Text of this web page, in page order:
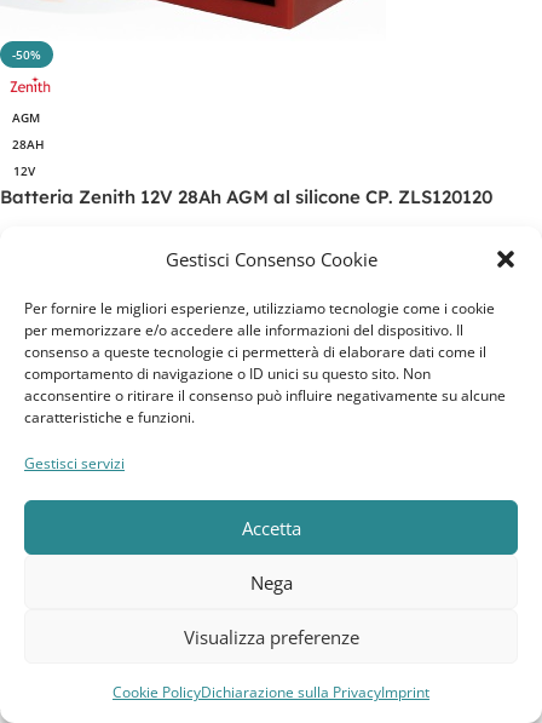
Gestisci Consenso Cookie
Per fornire le migliori esperienze, utilizziamo tecnologie come i cookie
per memorizzare e/o accedere alle informazioni del dispositivo. Il
consenso a queste tecnologie ci permetterà di elaborare dati come il
comportamento di navigazione o ID unici su questo sito. Non
acconsentire o ritirare il consenso può influire negativamente su alcune
caratteristiche e funzioni.
Gestisci servizi
Accetta
Nega
Visualizza preferenze
Cookie PolicyDichiarazione sulla PrivacyImprint
-50%
AGM
28AH
12V
Batteria Zenith 12V 28Ah AGM al silicone CP. ZLS120120
Aggiungi Al Carrello
SKU:ZLS120120
Lista dei desideri
CarrelloMenu